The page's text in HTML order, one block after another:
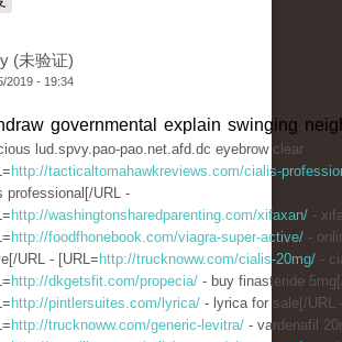
(未验证)
2019 - 19:34
governmental explain swinging
lud.spvy.pao-pao.net.afd.dc eyebrow clear
http://tacticaltomahawkreviews.com/cialis-
professional[/URL -
http://washingtonsharedparenting.com/xifaxan/ -
http://foodfhonebook.com/viagra-super-active/ -
URL - [URL= http://trucknoww.com/cialis-20mg/ -
http://dkgetsfit.com/propecia/ - buy finasteride
http://pintlersuites.com/lyrica/ - lyrica for sale[/URL
http://trucknoww.com/generic-levitra/ - vardenafil